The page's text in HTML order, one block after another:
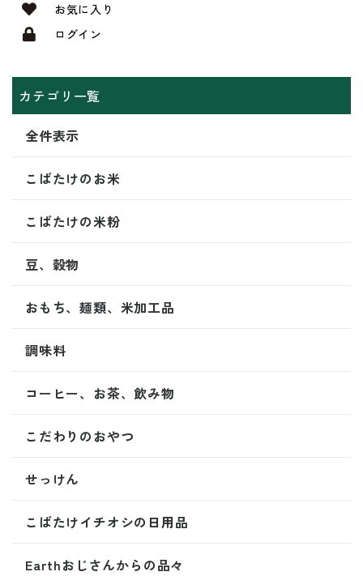
お気に入り
ログイン
カテゴリ一覧
全件表示
こばたけのお米
こばたけの米粉
豆、穀物
おもち、麺類、米加工品
調味料
コーヒー、お茶、飲み物
こだわりのおやつ
せっけん
こばたけイチオシの日用品
Earthおじさんからの品々